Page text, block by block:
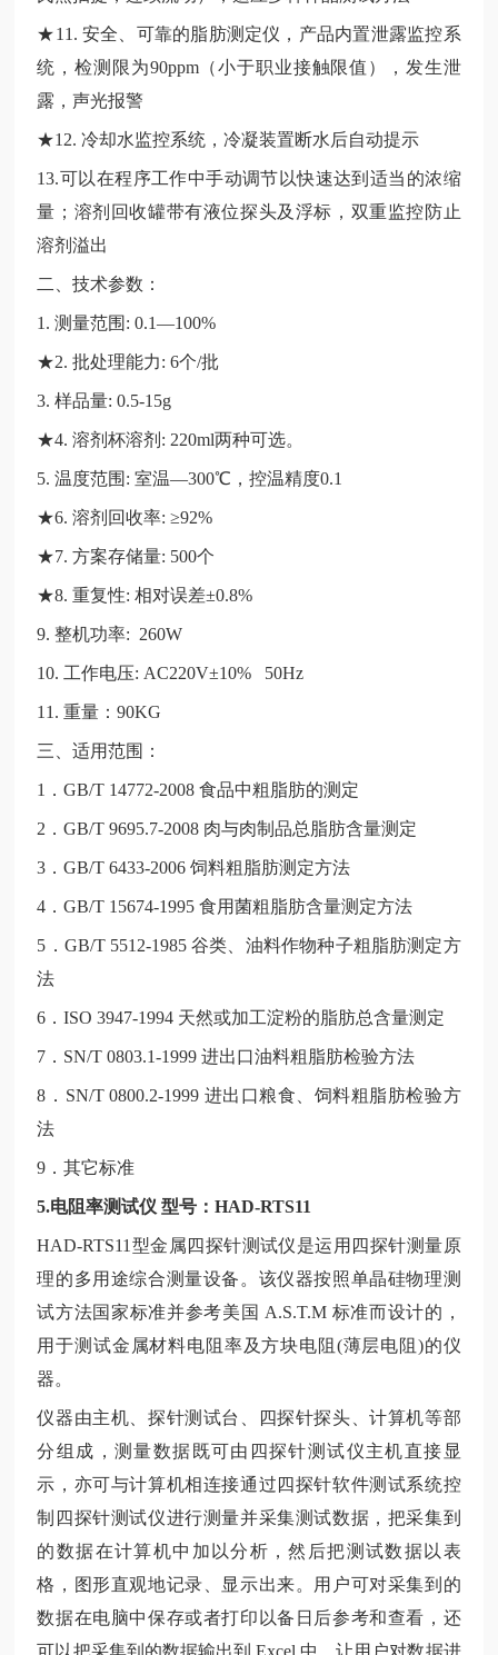
★11. 安全、可靠的脂肪测定仪，产品内置泄露监控系
统，检测限为90ppm（小于职业接触限值），发生泄
露，声光报警
★12. 冷却水监控系统，冷凝装置断水后自动提示
13.可以在程序工作中手动调节以快速达到适当的浓缩
量；溶剂回收罐带有液位探头及浮标，双重监控防止
溶剂溢出
二、技术参数：
1. 测量范围: 0.1—100%
★2. 批处理能力: 6个/批
3. 样品量: 0.5-15g
★4. 溶剂杯溶剂: 220ml两种可选。
5. 温度范围: 室温—300℃，控温精度0.1
★6. 溶剂回收率: ≥92%
★7. 方案存储量: 500个
★8. 重复性: 相对误差±0.8%
9. 整机功率: 260W
10. 工作电压: AC220V±10% 50Hz
11. 重量：90KG
三、适用范围：
1．GB/T 14772-2008 食品中粗脂肪的测定
2．GB/T 9695.7-2008 肉与肉制品总脂肪含量测定
3．GB/T 6433-2006 饲料粗脂肪测定方法
4．GB/T 15674-1995 食用菌粗脂肪含量测定方法
5．GB/T 5512-1985 谷类、油料作物种子粗脂肪测定方
法
6．ISO 3947-1994 天然或加工淀粉的脂肪总含量测定
7．SN/T 0803.1-1999 进出口油料粗脂肪检验方法
8．SN/T 0800.2-1999 进出口粮食、饲料粗脂肪检验方
法
9．其它标准
5.电阻率测试仪 型号：HAD-RTS11
HAD-RTS11型金属四探针测试仪是运用四探针测量原
理的多用途综合测量设备。该仪器按照单晶硅物理测
试方法国家标准并参考美国 A.S.T.M 标准而设计的，
用于测试金属材料电阻率及方块电阻(薄层电阻)的仪
器。
仪器由主机、探针测试台、四探针探头、计算机等部
分组成，测量数据既可由四探针测试仪主机直接显
示，亦可与计算机相连接通过四探针软件测试系统控
制四探针测试仪进行测量并采集测试数据，把采集到
的数据在计算机中加以分析，然后把测试数据以表
格，图形直观地记录、显示出来。用户可对采集到的
数据在电脑中保存或者打印以备日后参考和查看，还
可以把采集到的数据输出到 Excel 中，让用户对数据进